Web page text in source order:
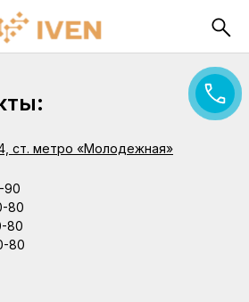
ст. метро «Молодежная»
90
80
80
80